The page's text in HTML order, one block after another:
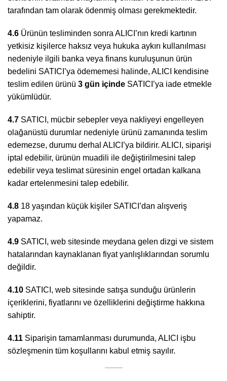
tarafından tam olarak ödenmiş olması gerekmektedir.
4.6 Ürünün tesliminden sonra ALICI’nın kredi kartının
yetkisiz kişilerce haksız veya hukuka aykırı kullanılması
nedeniyle ilgili banka veya finans kuruluşunun ürün
bedelini SATICI’ya ödememesi halinde, ALICI kendisine
teslim edilen ürünü 3 gün içinde SATICI’ya iade etmekle
yükümlüdür.
4.7 SATICI, mücbir sebepler veya nakliyeyi engelleyen
olağanüstü durumlar nedeniyle ürünü zamanında teslim
edemezse, durumu derhal ALICI’ya bildirir. ALICI, siparişi
iptal edebilir, ürünün muadili ile değiştirilmesini talep
edebilir veya teslimat süresinin engel ortadan kalkana
kadar ertelenmesini talep edebilir.
4.8 18 yaşından küçük kişiler SATICI’dan alışveriş
yapamaz.
4.9 SATICI, web sitesinde meydana gelen dizgi ve sistem
hatalarından kaynaklanan fiyat yanlışlıklarından sorumlu
değildir.
4.10 SATICI, web sitesinde satışa sunduğu ürünlerin
içeriklerini, fiyatlarını ve özelliklerini değiştirme hakkına
sahiptir.
4.11 Siparişin tamamlanması durumunda, ALICI işbu
sözleşmenin tüm koşullarını kabul etmiş sayılır.